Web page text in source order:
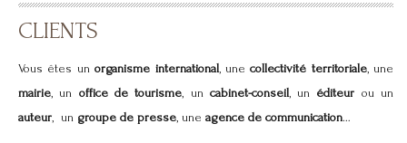
CLIENTS
Vous êtes unorganisme international, unecollectivité territoriale, une
mairie, un office de tourisme, un cabinet-conseil, un éditeur ou un
auteur, un groupe de presse, une agence de communication…